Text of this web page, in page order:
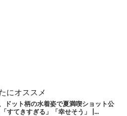
にオススメ
ドット柄の水着姿で夏満喫ショット公
すてきすぎる」「幸せそう」 |...